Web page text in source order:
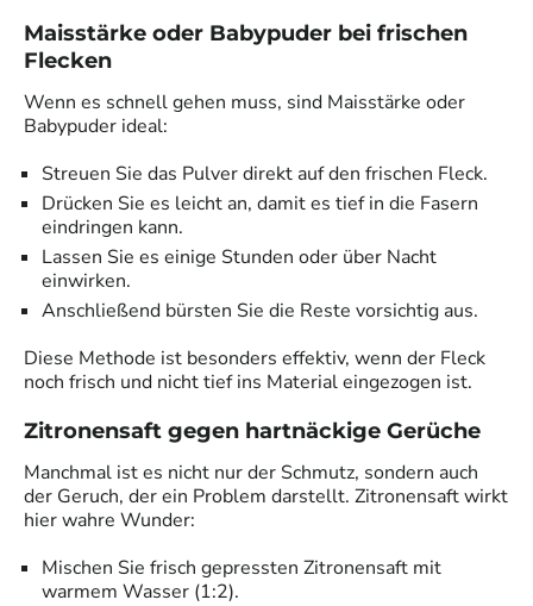
Maisstärke oder Babypuder bei frischen
Flecken
Wenn es schnell gehen muss, sind Maisstärke oder
Babypuder ideal:
Streuen Sie das Pulver direkt auf den frischen Fleck.
Drücken Sie es leicht an, damit es tief in die Fasern
eindringen kann.
Lassen Sie es einige Stunden oder über Nacht
einwirken.
Anschließend bürsten Sie die Reste vorsichtig aus.
Diese Methode ist besonders effektiv, wenn der Fleck
noch frisch und nicht tief ins Material eingezogen ist.
Zitronensaft gegen hartnäckige Gerüche
Manchmal ist es nicht nur der Schmutz, sondern auch
der Geruch, der ein Problem darstellt. Zitronensaft wirkt
hier wahre Wunder:
Mischen Sie frisch gepressten Zitronensaft mit
warmem Wasser (1:2).